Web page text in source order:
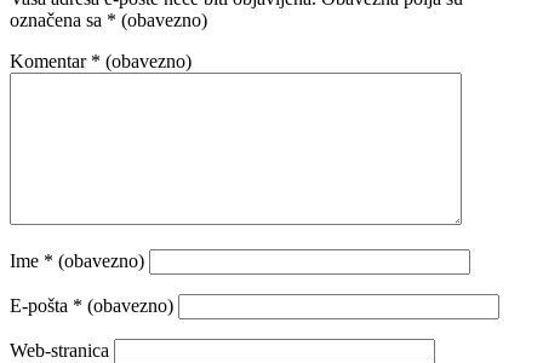
označena sa * (obavezno)
Komentar * (obavezno)
Ime * (obavezno)
E-pošta * (obavezno)
Web-stranica